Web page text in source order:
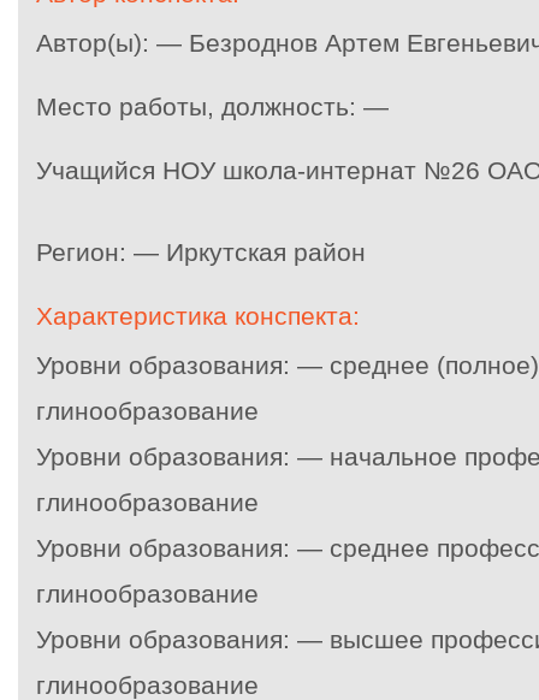
Автор(ы): — Безроднов Артем
Место работы, должность: —
Учащийся НОУ школа-интернат №26
Регион: — Иркутская район
Характеристика конспекта:
Уровни образования: — среднее
глинообразование
Уровни образования: — начальное
глинообразование
Уровни образования: — среднее
глинообразование
Уровни образования: — высшее
глинообразование